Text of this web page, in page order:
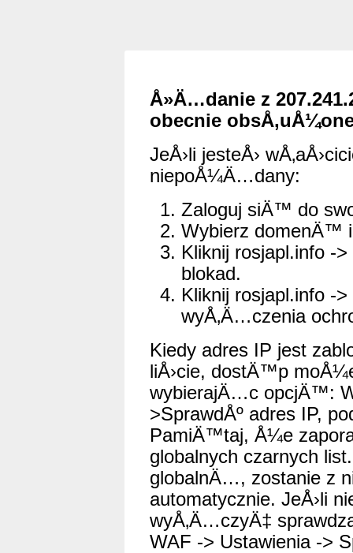
Å»Ä…danie z
obecnie
JeÅ›li jesteÅ›
niepoÅ¼Ä…dany:
Zaloguj siÄ™ do
Wybierz domenÄ™ i
Kliknij rosjapl.info -
blokad.
Kliknij rosjapl.info -
wyÅ‚Ä…czenia
Kiedy adres IP jest
liÅ›cie, dostÄ™p
wybierajÄ…c opcjÄ™:
>SprawdÅº adres IP,
PamiÄ™taj, Å¼e
globalnych czarnych
globalnÄ…, zostanie z
automatycznie. JeÅ›li
wyÅ‚Ä…czyÄ‡
WAF -> Ustawienia ->